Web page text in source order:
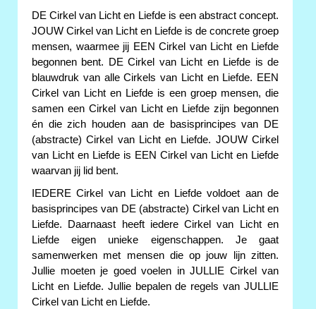
DE Cirkel van Licht en Liefde is een abstract concept.
JOUW Cirkel van Licht en Liefde is de concrete groep
mensen, waarmee jij EEN Cirkel van Licht en Liefde
begonnen bent. DE Cirkel van Licht en Liefde is de
blauwdruk van alle Cirkels van Licht en Liefde. EEN
Cirkel van Licht en Liefde is een groep mensen, die
samen een Cirkel van Licht en Liefde zijn begonnen
én die zich houden aan de basisprincipes van DE
(abstracte) Cirkel van Licht en Liefde. JOUW Cirkel
van Licht en Liefde is EEN Cirkel van Licht en Liefde
waarvan jij lid bent.
IEDERE Cirkel van Licht en Liefde voldoet aan de
basisprincipes van DE (abstracte) Cirkel van Licht en
Liefde. Daarnaast heeft iedere Cirkel van Licht en
Liefde eigen unieke eigenschappen. Je gaat
samenwerken met mensen die op jouw lijn zitten.
Jullie moeten je goed voelen in JULLIE Cirkel van
Licht en Liefde. Jullie bepalen de regels van JULLIE
Cirkel van Licht en Liefde.